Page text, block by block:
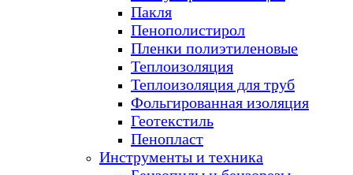
Пакля
Пенополистирол
Пленки полиэтиленовые
Теплоизоляция
Теплоизоляция для труб
Фольгированная изоляция
Геотекстиль
Пенопласт
Инструменты и техника